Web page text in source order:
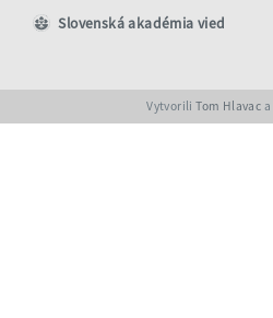
Slovenská akadémia vied
VytvoriliTom Hlavac a